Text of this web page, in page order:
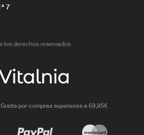
7
los derechos reservados
por compras superiores a 69,95€